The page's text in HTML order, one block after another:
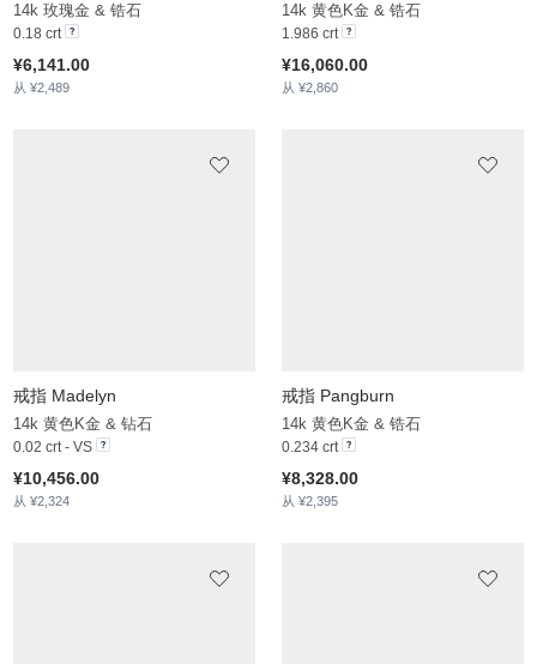
14k 玫瑰金 & 锆石
0.18 crt
¥6,141.00
从 ¥2,489
14k 黄色K金 & 锆石
1.986 crt
¥16,060.00
从 ¥2,860
戒指 Madelyn
14k 黄色K金 & 钻石
0.02 crt - VS
¥10,456.00
从 ¥2,324
戒指 Pangburn
14k 黄色K金 & 锆石
0.234 crt
¥8,328.00
从 ¥2,395